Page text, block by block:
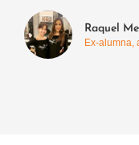
Raquel
Ex-alumna,